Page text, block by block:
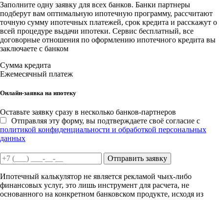
Заполните одну заявку для всех банков. Банки партнеры
подберут вам оптимальную ипотечную программу, рассчитают
точную сумму ипотечных платежей, срок кредита и расскажут о
всей процедуре выдачи ипотеки. Сервис бесплатный, все
договорные отношения по оформлению ипотечного кредита вы
заключаете с банком
Сумма кредита
Ежемесячный платеж
Онлайн-заявка на ипотеку
Оставьте заявку сразу в несколько банков-партнеров
Отправляя эту форму, вы подтверждаете своё согласие с
политикой конфиденциальности и обработкой персональных
данных
Отправить заявку
Ипотечный калькулятор не является рекламой чьих-либо
финансовых услуг, это лишь инструмент для расчета, не
основанного на конкретном банковском продукте, исходя из